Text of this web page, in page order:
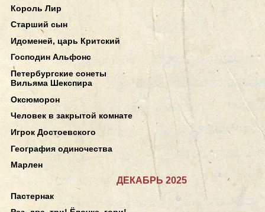
Король Лир
Старший сын
Идоменей, царь Критский
Господин Альфонс
Петербургские сонеты
Вильяма Шекспира
Оксюморон
Человек в закрытой комнате
Игрок Достоевского
География одиночества
Марлен
ДЕКАБРЬ 2025
Пастернак